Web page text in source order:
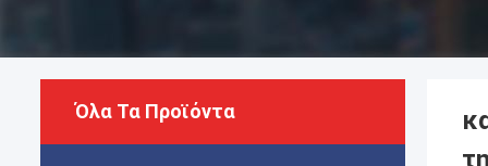
Όλα Τα Προϊόντα